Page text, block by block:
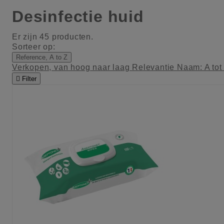
Desinfectie huid
Er zijn 45 producten.
Sorteer op:
Reference, A to Z
Verkopen, van hoog naar laag Relevantie Naam: A tot
 Filter